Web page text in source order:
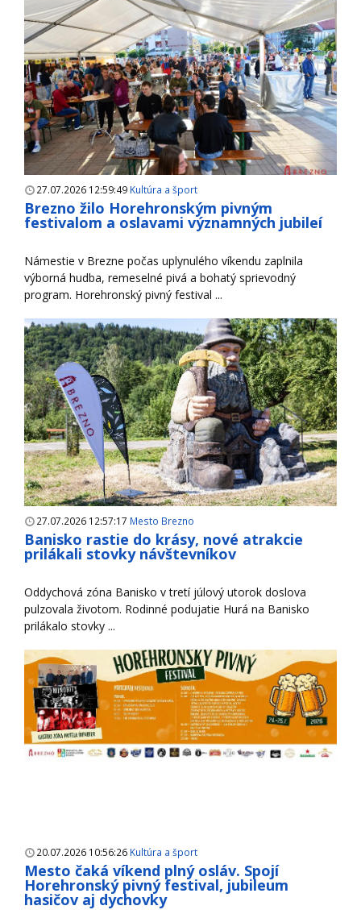
27.07.2026 12:59:49 Kultúra a šport
Brezno žilo Horehronským pivným
festivalom a oslavami významných jubileí
Námestie v Brezne počas uplynulého víkendu zaplnila
výborná hudba, remeselné pivá a bohatý sprievodný
program. Horehronský pivný festival ...
27.07.2026 12:57:17 Mesto Brezno
Banisko rastie do krásy, nové atrakcie
prilákali stovky návštevníkov
Oddychová zóna Banisko v tretí júlový utorok doslova
pulzovala životom. Rodinné podujatie Hurá na Banisko
prilákalo stovky ...
20.07.2026 10:56:26 Kultúra a šport
Mesto čaká víkend plný osláv. Spojí
Horehronský pivný festival, jubileum
hasičov aj dychovky